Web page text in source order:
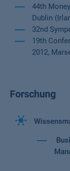
44th
Dublin
32nd
19th
2012,
Forschung